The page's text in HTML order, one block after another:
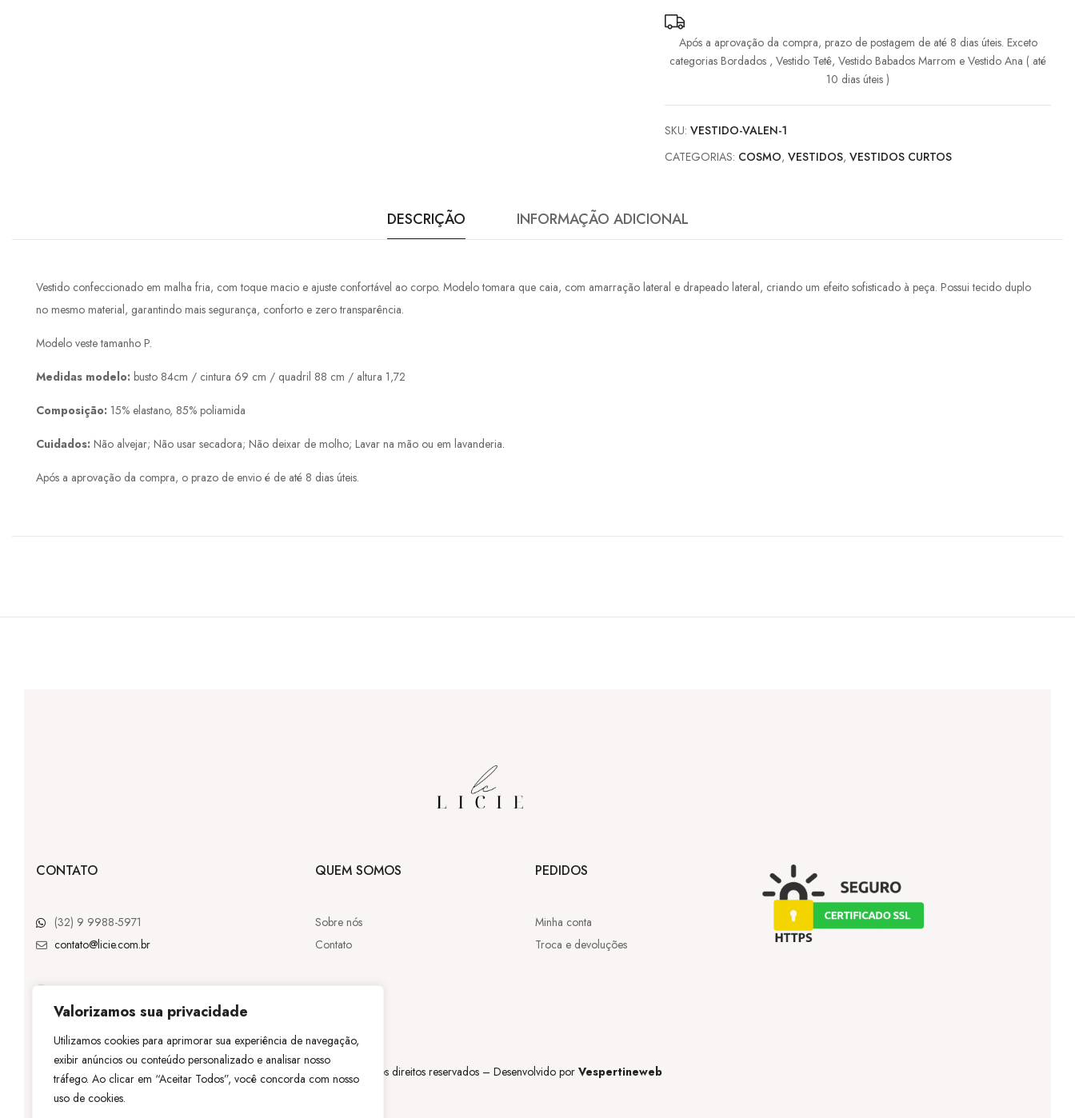
Valorizamos sua privacidade
Utilizamos cookies para aprimorar sua experiência de navegação,
exibir anúncios ou conteúdo personalizado e analisar nosso
tráfego. Ao clicar em “Aceitar Todos”, você concorda com nosso
uso de cookies.
Após a aprovação da compra, prazo de postagem de até 8 dias úteis. Exceto
categorias Bordados , Vestido Tetê, Vestido Babados Marrom e Vestido Ana ( até
10 dias úteis )
SKU:VESTIDO-VALEN-1
CATEGORIAS: COSMO,VESTIDOS,VESTIDOS CURTOS
DESCRIÇÃO INFORMAÇÃO ADICIONAL
Vestido confeccionado em malha fria, com toque macio e ajuste confortável ao corpo. Modelo tomara que caia, com amarração lateral e drapeado lateral, criando um efeito sofisticado à peça. Possui tecido duplo
no mesmo material, garantindo mais segurança, conforto e zero transparência.
Modelo veste tamanho P.
Medidas modelo: busto 84cm / cintura 69 cm / quadril 88 cm / altura 1,72
Composição: 15% elastano, 85% poliamida
Cuidados: Não alvejar; Não usar secadora; Não deixar de molho; Lavar na mão ou em lavanderia.
Após a aprovação da compra, o prazo de envio é de até 8 dias úteis.
CONTATO
(32) 9 9988-5971
contato@licie.com.br
@licie.lc
QUEM SOMOS
Sobre nós
Contato
PEDIDOS
Minha conta
Troca e devoluções
© – Todos os direitos reservados – Desenvolvido por Vespertineweb